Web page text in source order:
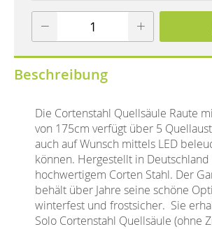
Beschreibung
Die Cortenstahl Quellsäule Raute
von 175cm verfügt über 5
auch auf Wunsch mittels LED
können. Hergestellt in Deutschland
hochwertigem Corten Stahl. Der
behält über Jahre seine schöne
winterfest und frostsicher. Sie
Solo Cortenstahl Quellsäule (ohne